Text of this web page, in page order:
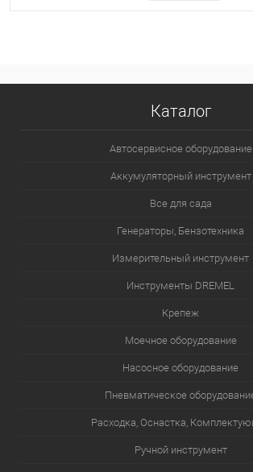
Каталог
Автосервисное оборудование
Аккумуляторный инструмент
Все для сада
Генераторы, Бензотехника
Измерительный инструмент
Инструменты DREMEL
Крепеж
Моечное оборудование
Насосное оборудование
Пневматическое
Расходка, Оснастка,
Ручной инструмент